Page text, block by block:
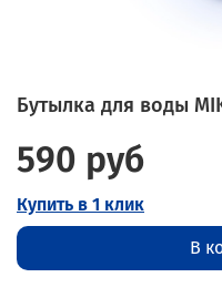
Бутылка для воды
590 руб
Купить в 1 клик
В